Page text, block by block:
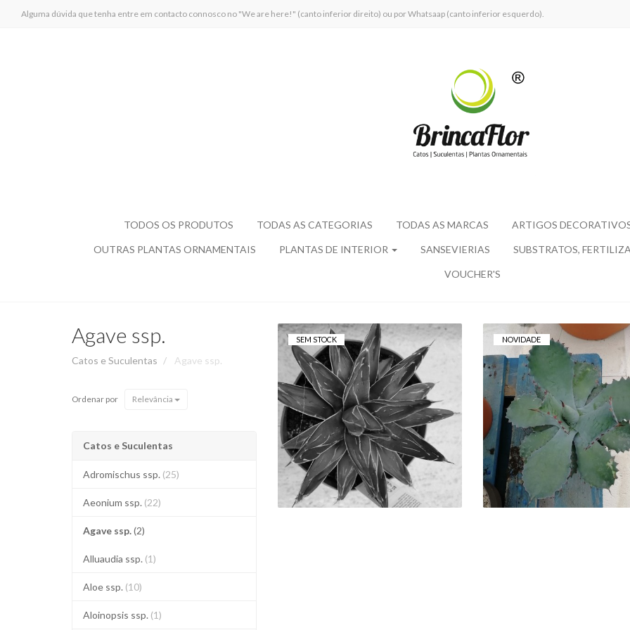
Alguma dúvida que tenha entre em contacto connosco no "We are here!" (canto inferior direito) ou por Whatsaap (canto inferior esquerdo).
TODOS OS PRODUTOS TODAS AS CATEGORIAS TODAS AS MARCAS ARTIGOS
OUTRAS PLANTAS ORNAMENTAIS PLANTAS DE INTERIOR SANSEVIERIAS SUBSTRATOS,
VOUCHER'S
Agave ssp.
Catos e Suculentas Agave ssp.
Ordenar por Relevância
Catos e Suculentas
Adromischus ssp. (25)
Aeonium ssp. (22)
Agave ssp.(2)
Alluaudia ssp. (1)
Aloe ssp. (10)
Aloinopsis ssp. (1)
SEM STOCK
AGAVE VICTORIA
REGINAE V.15CM
4,50 €
NOVIDADE
AGAVE
V.17CM
12,00 €